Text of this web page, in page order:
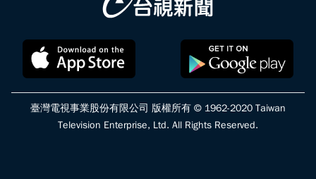
臺灣電視事業股份有限公司 版權所有 © 1962-2020 Taiwan
Television Enterprise, Ltd. All Rights Reserved.